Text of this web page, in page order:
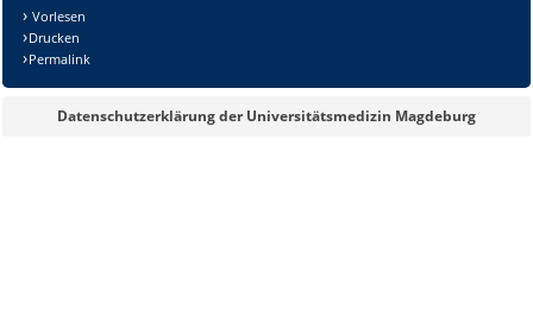
Vorlesen
Drucken
Permalink
Datenschutzerklärung der Universitätsmedizin Magdeburg